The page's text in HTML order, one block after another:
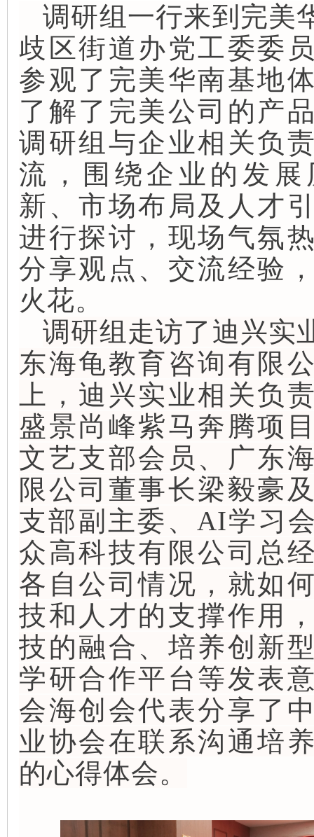
调研组一行来到完美
歧区街道办党工委委
参观了完美华南基地
了解了完美公司的产
调研组与企业相关负
流，围绕企业的发
新、市场布局及人才
进行探讨，现场气氛
分享观点、交流经验
火花。
调研组走访了迪兴实
东海龟教育咨询有限
上，迪兴实业相关负
盛景尚峰紫马奔腾项
文艺支部会员、广东
限公司董事长梁毅豪
支部副主委、AI学习
众高科技有限公司总
各自公司情况，就如
技和人才的支撑作用
技的融合、培养创新
学研合作平台等发表
会海创会代表分享了
业协会在联系沟通培
的心得体会。